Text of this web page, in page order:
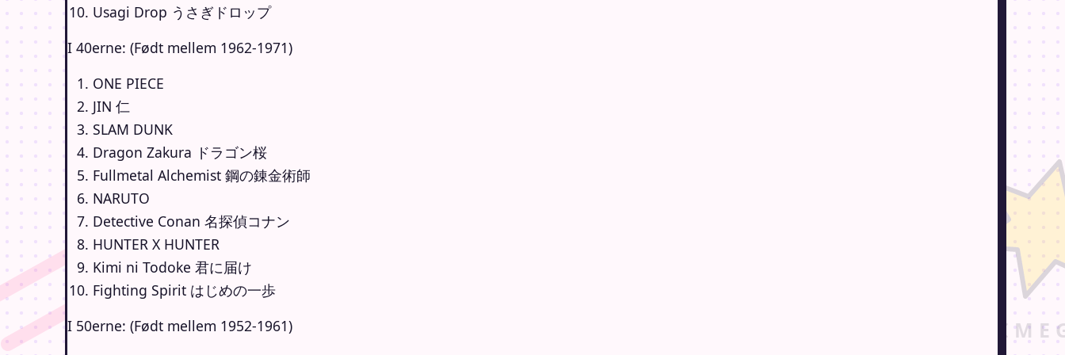
Usagi Drop うさぎドロップ
I 40erne: (Født mellem 1962-1971)
ONE PIECE
JIN 仁
SLAM DUNK
Dragon Zakura ドラゴン桜
Fullmetal Alchemist 鋼の錬金術師
NARUTO
Detective Conan 名探偵コナン
HUNTER X HUNTER
Kimi ni Todoke 君に届け
Fighting Spirit はじめの一歩
I 50erne: (Født mellem 1952-1961)